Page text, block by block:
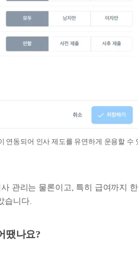
연동되어 인사 제도를 유연하게 운용할 수
관리는 물론이고, 특히 급여까지 한
습니다.
땠나요?